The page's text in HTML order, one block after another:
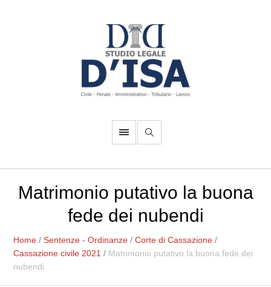
Matrimonio putativo la buona
fede dei nubendi
Home /Sentenze - Ordinanze /Corte di Cassazione /
Cassazione civile 2021 / Matrimonio putativo la buona fede dei
nubendi